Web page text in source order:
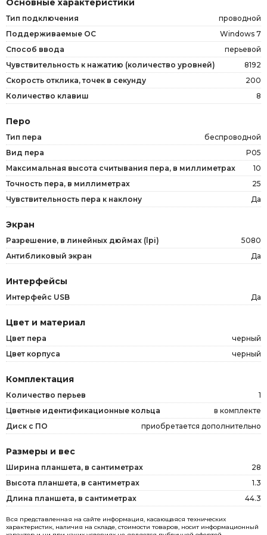
Основные характеристики
Тип подключения
проводной
Поддерживаемые ОС
Windows 7
Способ ввода
перьевой
Чувствительность к нажатию (количество уровней)
8192
Скорость отклика, точек в секунду
200
Количество клавиш
8
Перо
Тип пера
беспроводной
Вид пера
P05
Максимальная высота считывания пера, в миллиметрах
10
Точноcть пера, в миллиметрах
25
Чувствительность пера к наклону
Да
Экран
Разрешение, в линейных дюймах (lpi)
5080
Антибликовый экран
Да
Интерфейсы
Интерфейс USB Да
Цвет и материал
Цвет пера
черный
Цвет корпуса
черный
Комплектация
Количество перьев
1
Цветные идентификационные кольца
в комплекте
Диск с ПО
приобретается дополнительно
Размеры и вес
Ширина планшета, в сантиметрах
28
Высота планшета, в сантиметрах
1.3
Длина планшета, в сантиметрах
44.3
Вся представленная на сайте информация, касающаяся технических
характеристик, наличия на складе, стоимости товаров, носит информационный